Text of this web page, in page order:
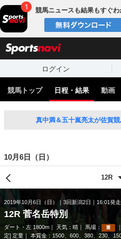
競馬ニュースも結果もすぐわ
ログイン
競馬トップ 日程・結果 動画
真中満＆五十嵐亮太が佐賀競
10月6日（日）
2019年10月6日（日） 3回新潟2日 16:01発走
12R 菅名岳特別
ダート・左 1800m 天気： 晴 馬場： 重
定] 定量
本賞金：1500、600、380、230、